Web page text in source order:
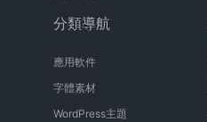
分類導航
應用軟件
字體素材
WordPress主題